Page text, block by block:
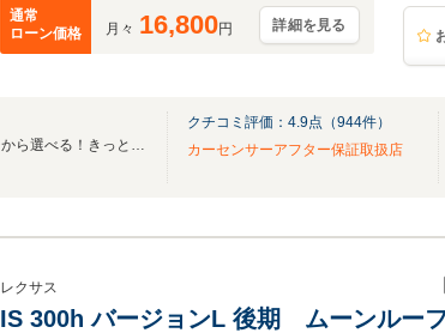
通常
ローン価格
月々 16,800円 詳細を見る
☆全国ネクステージ在庫30,000台から選べる！きっとお気に入りの愛車が見つかります☆
クチコミ評価： 4.9点（944件）
カーセンサーアフター保証取扱店
レクサス
IS 300h バージョンL 後期 ムーンル